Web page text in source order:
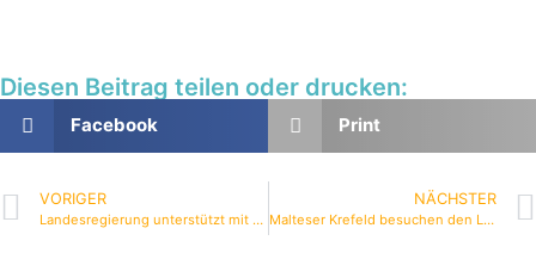
Diesen Beitrag teilen oder drucken:
Facebook Print
VORIGER
Landesregierung unterstützt mit 900.000 EUR Kältehilfe bei Wohnungs- und Obdachlosigkeit
NÄCHSTER
Malteser Krefeld besuchen den Landtag